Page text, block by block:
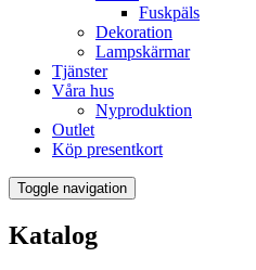
Fuskpäls
Dekoration
Lampskärmar
Tjänster
Våra hus
Nyproduktion
Outlet
Köp presentkort
Toggle navigation
Katalog